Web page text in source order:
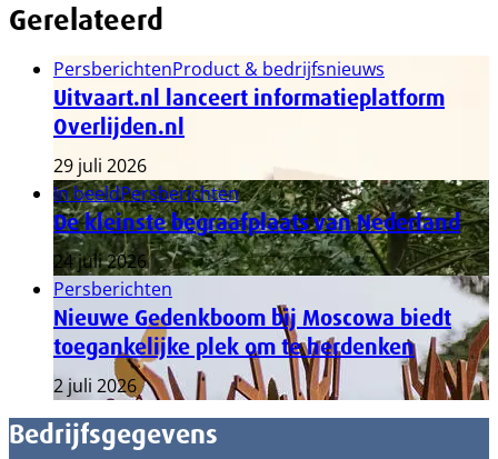
Gerelateerd
PersberichtenProduct & bedrijfsnieuws
Uitvaart.nl lanceert informatieplatform
Overlijden.nl
29 juli 2026
In beeldPersberichten
De kleinste begraafplaats van Nederland
24 juli 2026
Persberichten
Nieuwe Gedenkboom bij Moscowa biedt
toegankelijke plek om te herdenken
2 juli 2026
Bedrijfsgegevens